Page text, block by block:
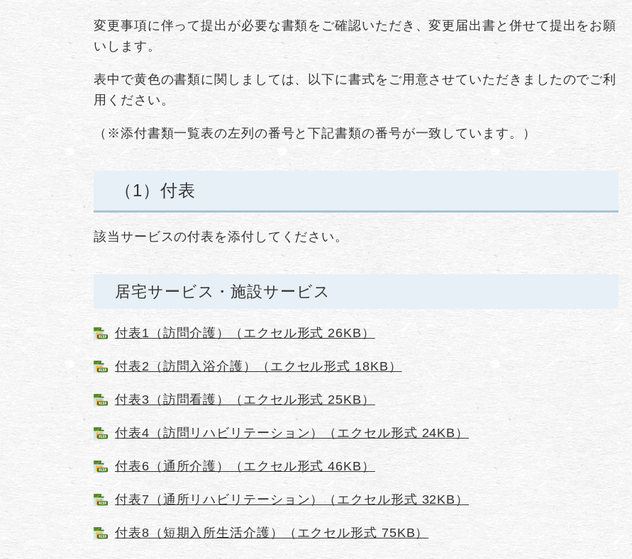
変更事項に伴って提出が必要な書類をご確認いただき、変更届出書と併せて提出をお願
いします。
表中で黄色の書類に関しましては、以下に書式をご用意させていただきましたのでご利
用ください。
（※添付書類一覧表の左列の番号と下記書類の番号が一致しています。）
（1）付表
該当サービスの付表を添付してください。
居宅サービス・施設サービス
付表1（訪問介護）（エクセル形式 26KB）
付表2（訪問入浴介護）（エクセル形式 18KB）
付表3（訪問看護）（エクセル形式 25KB）
付表4（訪問リハビリテーション）（エクセル形式 24KB）
付表6（通所介護）（エクセル形式 46KB）
付表7（通所リハビリテーション）（エクセル形式 32KB）
付表8（短期入所生活介護）（エクセル形式 75KB）